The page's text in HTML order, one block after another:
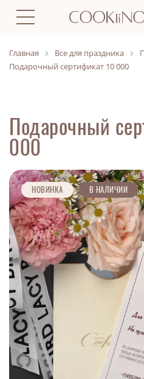
Главная Все для праздника
Подарочный сертификат 10 000
Подарочный
000
НОВИНКА В НАЛИЧИИ